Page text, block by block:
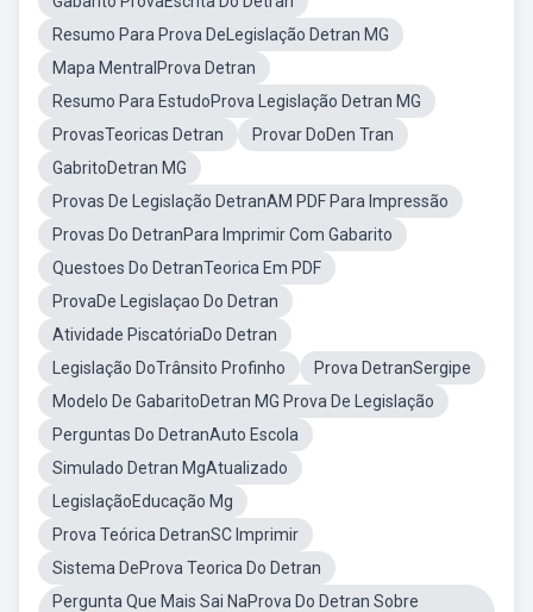
Resumo Para Prova DeLegislação Detran MG
Mapa MentralProva Detran
Resumo Para EstudoProva Legislação Detran MG
ProvasTeoricas Detran
Provar DoDen Tran
GabritoDetran MG
Provas De Legislação DetranAM PDF Para Impressão
Provas Do DetranPara Imprimir Com Gabarito
Questoes Do DetranTeorica Em PDF
ProvaDe Legislaçao Do Detran
Atividade PiscatóriaDo Detran
Legislação DoTrânsito Profinho
Prova DetranSergipe
Modelo De GabaritoDetran MG Prova De Legislação
Perguntas Do DetranAuto Escola
Simulado Detran MgAtualizado
LegislaçãoEducação Mg
Prova Teórica DetranSC Imprimir
Sistema DeProva Teorica Do Detran
Pergunta Que Mais Sai NaProva Do Detran Sobre